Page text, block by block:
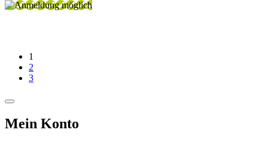
1
2
3
Mein Konto